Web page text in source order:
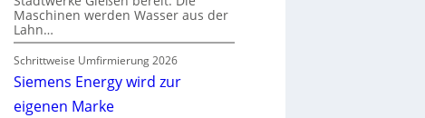
Maschinen werden Wasser aus der
Lahn…
Schrittweise Umfirmierung 2026
Siemens Energy wird zur
eigenen Marke